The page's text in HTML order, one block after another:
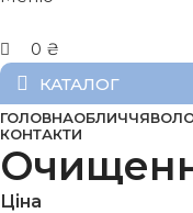
0 ₴
КАТАЛОГ
ГОЛОВНАОБЛИЧЧЯ
КОНТАКТИ
Ціна